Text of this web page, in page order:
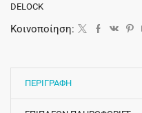
DELOCK
Κοινοποίηση:
ΠΕΡΙΓΡΑΦΗ